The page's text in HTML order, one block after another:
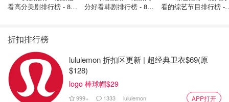
图片来自Twitter截图，版权属原作者
看高分美剧排行榜 - 8月
分好看韩剧排行榜 - 8月
看的综艺节目排行榜 -
折扣排行榜
lululemon 折扣区更新 | 超经典卫衣$69(原
$128)
logo 棒球帽$29
999+ 1333 lululemon APP打开